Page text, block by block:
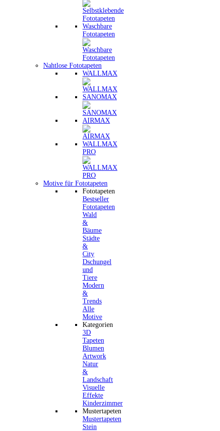
Waschbare
Fototapeten
Nahtlose Fototapeten
WALLMAX
SANOMAX
AIRMAX
WALLMAX
PRO
Motive für Fototapeten
Fototapeten
Bestseller
Fototapeten
Wald
&
Bäume
Städte
&
City
Dschungel
und
Tiere
Modern
&
Trends
Alle
Motive
Kategorien
3D
Tapeten
Blumen
Artwork
Natur
&
Landschaft
Visuelle
Effekte
Kinderzimmer
Mustertapeten
Mustertapeten
Stein